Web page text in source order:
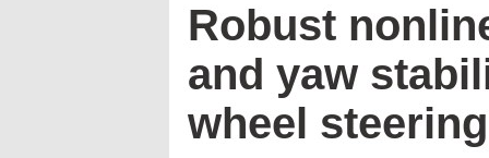
Robust
and yaw
wheel